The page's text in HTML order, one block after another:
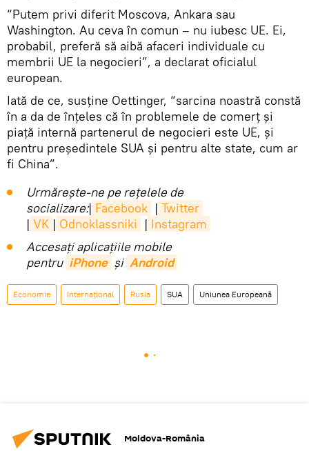
“Putem privi diferit Moscova, Ankara sau
Washington. Au ceva în comun – nu iubesc UE. Ei,
probabil, preferă să aibă afaceri individuale cu
membrii UE la negocieri”, a declarat oficialul
european.
Iată de ce, susține Oettinger, “sarcina noastră constă
în a da de înțeles că în problemele de comerț și
piață internă partenerul de negocieri este UE, și
pentru președintele SUA și pentru alte state, cum ar
fi China”.
Urmărește-ne pe rețelele de
socializare:| Facebook | Twitter
| VK | Odnoklassniki | Instagram
Accesaţi aplicaţiile mobile
pentru iPhone și Android
Economie Internaţional Rusia SUA Uniunea Europeană
Moldova-România